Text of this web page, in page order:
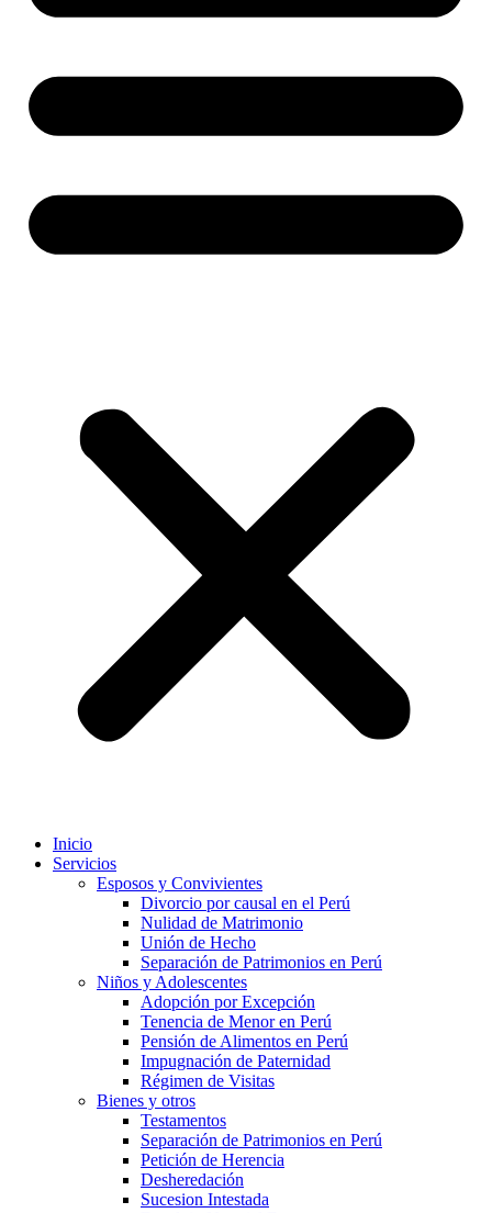
Inicio
Servicios
Esposos y Convivientes
Divorcio por causal en el Perú
Nulidad de Matrimonio
Unión de Hecho
Separación de Patrimonios en Perú
Niños y Adolescentes
Adopción por Excepción
Tenencia de Menor en Perú
Pensión de Alimentos en Perú
Impugnación de Paternidad
Régimen de Visitas
Bienes y otros
Testamentos
Separación de Patrimonios en Perú
Petición de Herencia
Desheredación
Sucesion Intestada